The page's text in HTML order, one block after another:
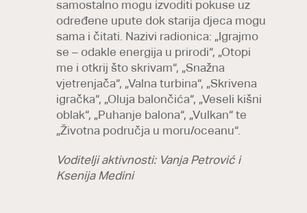
samostalno mogu izvoditi pokuse uz
određene upute dok starija djeca mogu
sama i čitati. Nazivi radionica: „Igrajmo
se – odakle energija u prirodi“, „Otopi
me i otkrij što skrivam“, „Snažna
vjetrenjača“, „Valna turbina“, „Skrivena
igračka“, „Oluja balončića“, „Veseli kišni
oblak“, „Puhanje balona“, „Vulkan“ te
„Životna područja u moru/oceanu“.
Voditelji aktivnosti: Vanja Petrović i
Ksenija Medini